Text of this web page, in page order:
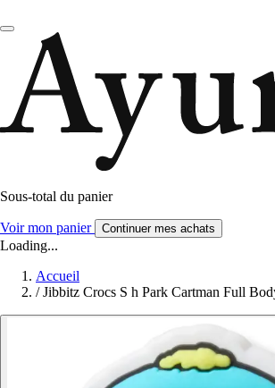
Sous-total du panier
Voir mon panier Continuer mes achats
Loading...
Accueil
/ Jibbitz Crocs S h Park Cartman Full